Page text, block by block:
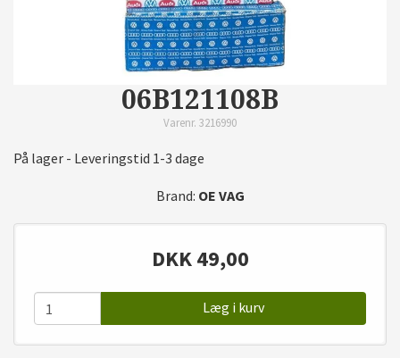
06B121108B
Varenr. 3216990
På lager - Leveringstid 1-3 dage
Brand: OE VAG
DKK 49,00
Læg i kurv